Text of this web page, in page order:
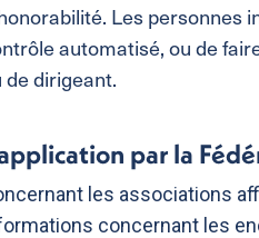
Les personnes
automatisé, ou de
de dirigeant.
par la
les associations
concernant les